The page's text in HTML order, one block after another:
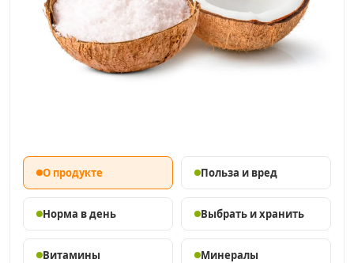
О продукте Польза и вред
Норма в день Выбрать и хранить
Витамины Минералы